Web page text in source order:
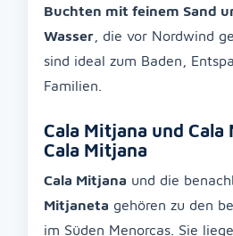
Buchten mit feinem Sand
Wasser , die vor Nordwind
sind ideal zum Baden,
Familien.
Cala Mitjana und Cala
Cala Mitjana
Cala Mitjana und die
Mitjaneta gehören zu den
im Süden Menorcas. Sie